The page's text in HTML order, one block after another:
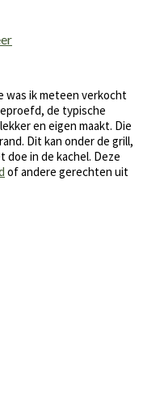
was ik meteen verkocht
de typische
en eigen maakt. Die
Dit kan onder de grill,
doe in de kachel. Deze
of andere gerechten uit